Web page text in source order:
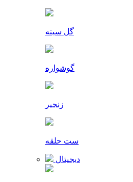
گل سینه
گوشواره
زنجیر
ست حلقه
دیجیتال